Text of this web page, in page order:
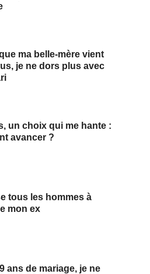
ma belle-mère vient
je ne dors plus avec
un choix qui me hante :
avancer ?
tous les hommes à
mon ex
ans de mariage, je ne